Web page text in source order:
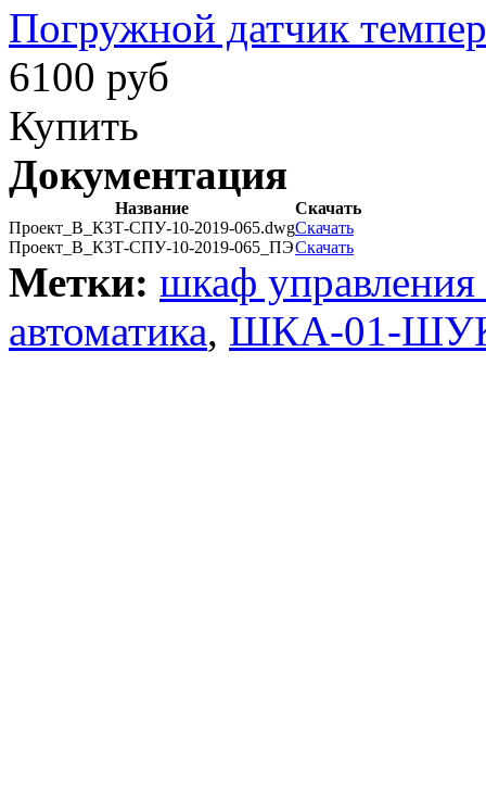
Погружной датчик
6100 руб
Купить
Документация
Название
Скачать
Проект_В_К3Т-СПУ-10-2019-065.dwgСкачать
Проект_В_К3Т-СПУ-10-2019-065_ПЭСкачать
Метки: шкаф управления
автоматика, ШКА-01-